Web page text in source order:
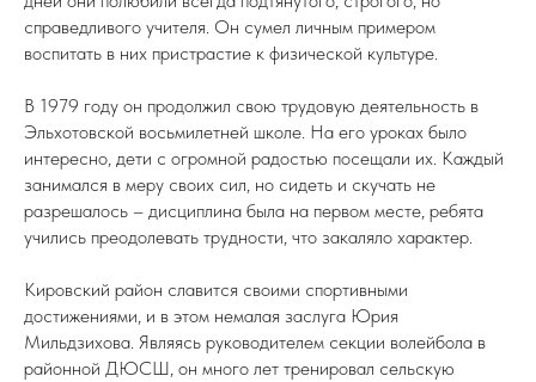
справедливого учителя. Он сумел личным примером
воспитать в них пристрастие к физической культуре.
В 1979 году он продолжил свою трудовую деятельность в
Эльхотовской восьмилетней школе. На его уроках было
интересно, дети с огромной радостью посещали их. Каждый
занимался в меру своих сил, но сидеть и скучать не
разрешалось – дисциплина была на первом месте, ребята
учились преодолевать трудности, что закаляло характер.
Кировский район славится своими спортивными
достижениями, и в этом немалая заслуга Юрия
Мильдзихова. Являясь руководителем секции волейбола в
районной ДЮСШ, он много лет тренировал сельскую